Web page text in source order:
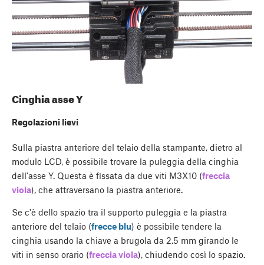
Cinghia asse Y
Regolazioni lievi
Sulla piastra anteriore del telaio della stampante, dietro al
modulo LCD, è possibile trovare la puleggia della cinghia
dell'asse Y. Questa è fissata da due viti M3X10 (freccia
viola), che attraversano la piastra anteriore.
Se c'è dello spazio tra il supporto puleggia e la piastra
anteriore del telaio (frecce blu) è possibile tendere la
cinghia usando la chiave a brugola da 2.5 mm girando le
viti in senso orario (freccia viola), chiudendo così lo spazio.